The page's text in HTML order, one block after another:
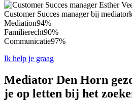
Customer Succes manager bij
Mediation94%
Familierecht90%
Communicatie97%
Ik help je graag
Mediator Den Horn
je op letten bij het